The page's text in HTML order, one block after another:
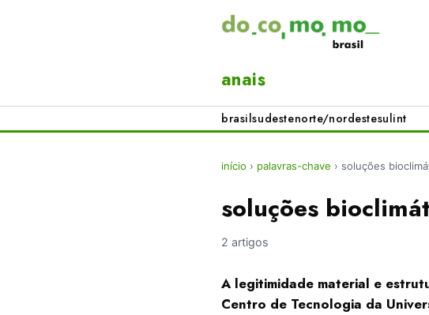
anais
brasilsudestenorte/nordestesulint
início › palavras-chave › soluções
soluções
2 artigos
A legitimidade material e
Centro de Tecnologia da